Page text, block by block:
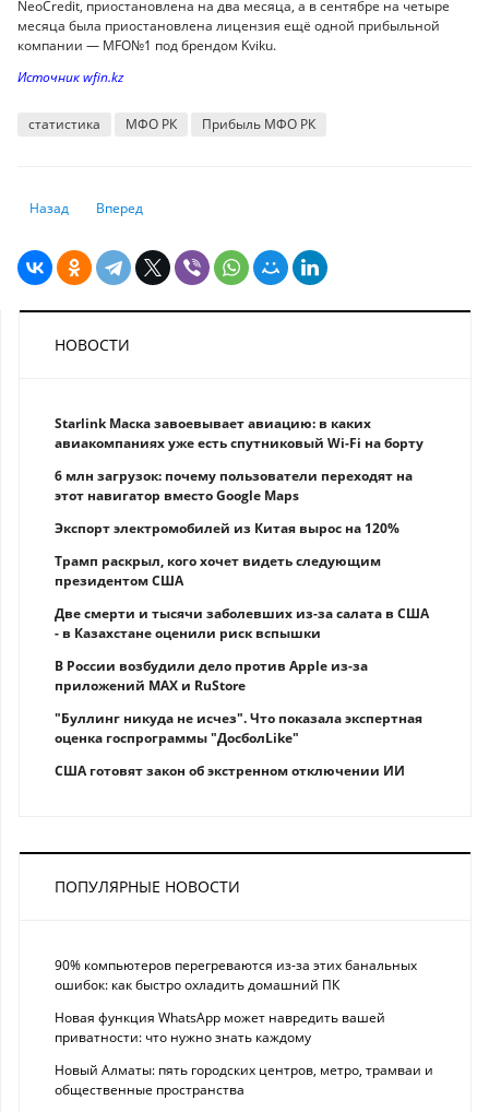
NeoCredit, приостановлена на два месяца, а в сентябре на четыре
месяца была приостановлена лицензия ещё одной прибыльной
компании — MFO№1 под брендом Kviku.
Источник wfin.kz
статистика МФО РК Прибыль МФО РК
Предыдущий: Просрочивали и будем просрочивать: сразу у шести
Назад Следующий: В Казахстане работает всё больше
Вперед
НОВОСТИ
Starlink Маска завоевывает авиацию: в каких
авиакомпаниях уже есть спутниковый Wi-Fi на борту
6 млн загрузок: почему пользователи переходят на
этот навигатор вместо Google Maps
Экспорт электромобилей из Китая вырос на 120%
Трамп раскрыл, кого хочет видеть следующим
президентом США
Две смерти и тысячи заболевших из-за салата в США
- в Казахстане оценили риск вспышки
В России возбудили дело против Apple из-за
приложений MAX и RuStore
"Буллинг никуда не исчез". Что показала экспертная
оценка госпрограммы "ДосболLike"
США готовят закон об экстренном отключении ИИ
ПОПУЛЯРНЫЕ НОВОСТИ
90% компьютеров перегреваются из-за этих банальных
ошибок: как быстро охладить домашний ПК
Новая функция WhatsApp может навредить вашей
приватности: что нужно знать каждому
Новый Алматы: пять городских центров, метро, трамваи и
общественные пространства